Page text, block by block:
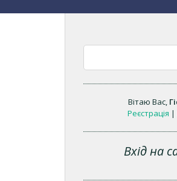
Вітаю Вас,
Реєстрація |
Вхід на